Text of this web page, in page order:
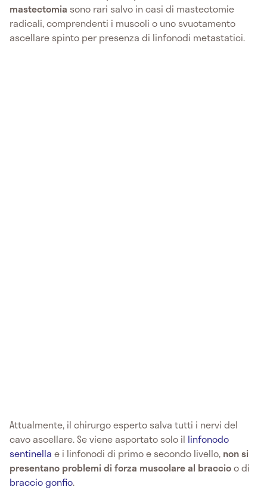
mastectomia sono rari salvo in casi di mastectomie
radicali, comprendenti i muscoli o uno svuotamento
ascellare spinto per presenza di linfonodi metastatici.
Attualmente, il chirurgo esperto salva tutti i nervi del
cavo ascellare. Se viene asportato solo il linfonodo
sentinella e i linfonodi di primo e secondo livello, non si
presentano problemi di forza muscolare al braccioo di
braccio gonfio.